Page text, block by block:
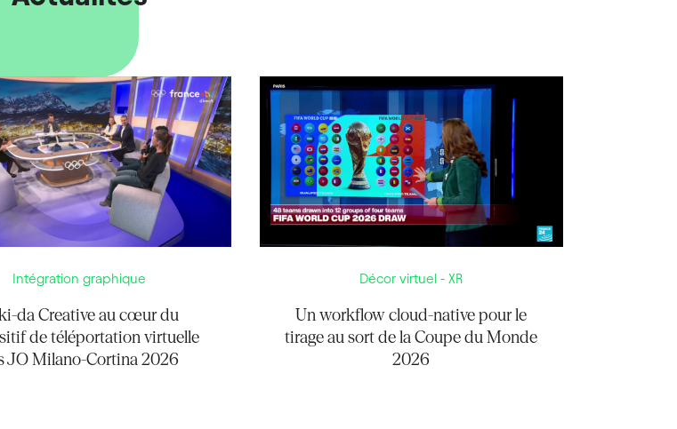
Intégration graphique
da Creative au cœur du
de téléportation virtuelle
JO Milano-Cortina 2026
Décor virtuel - XR
Un workflow cloud-native pour le
tirage au sort de la Coupe du Monde
2026